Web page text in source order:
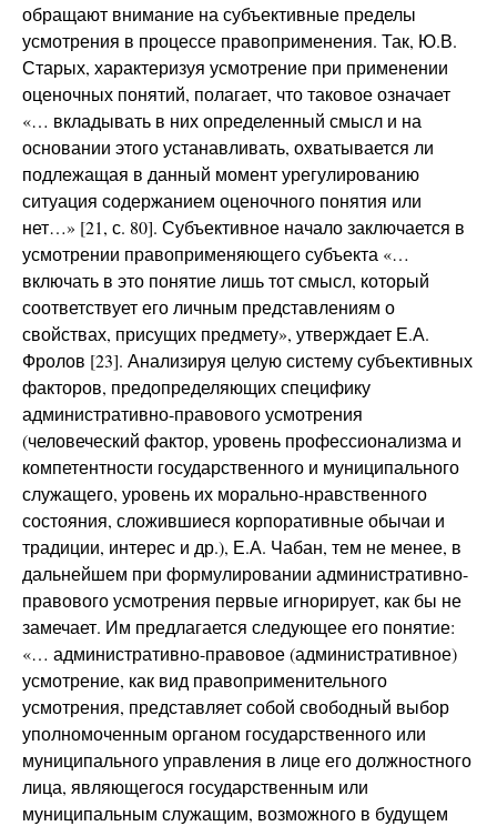
обращают внимание на субъективные пределы
усмотрения в процессе правоприменения. Так, Ю.В.
Старых, характеризуя усмотрение при применении
оценочных понятий, полагает, что таковое означает
«… вкладывать в них определенный смысл и на
основании этого устанавливать, охватывается ли
подлежащая в данный момент урегулированию
ситуация содержанием оценочного понятия или
нет…» [21, с. 80]. Субъективное начало заключается в
усмотрении правоприменяющего субъекта «…
включать в это понятие лишь тот смысл, который
соответствует его личным представлениям о
свойствах, присущих предмету», утверждает Е.А.
Фролов [23]. Анализируя целую систему субъективных
факторов, предопределяющих специфику
административно-правового усмотрения
(человеческий фактор, уровень профессионализма и
компетентности государственного и муниципального
служащего, уровень их морально-нравственного
состояния, сложившиеся корпоративные обычаи и
традиции, интерес и др.), Е.А. Чабан, тем не менее, в
дальнейшем при формулировании административно-
правового усмотрения первые игнорирует, как бы не
замечает. Им предлагается следующее его понятие:
«… административно-правовое (административное)
усмотрение, как вид правоприменительного
усмотрения, представляет собой свободный выбор
уполномоченным органом государственного или
муниципального управления в лице его должностного
лица, являющегося государственным или
муниципальным служащим, возможного в будущем